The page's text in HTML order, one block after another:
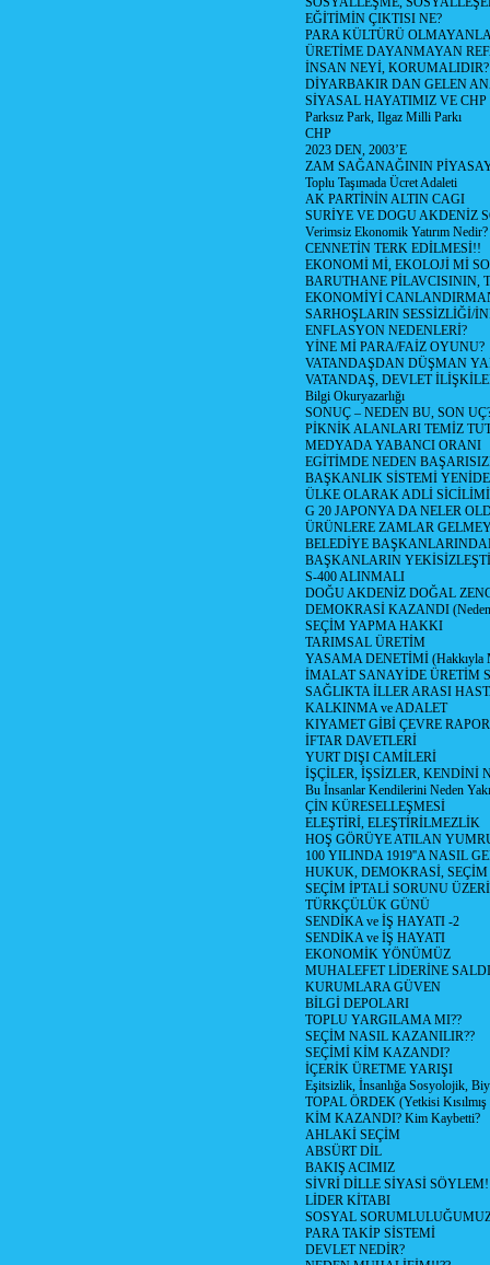
EĞİTİMİN ÇIKTISI NE?
PARA KÜLTÜRÜ
ÜRETİME DAYANMAYAN
İNSAN NEYİ, KORUMALIDIR?
DİYARBAKIR DAN GELEN
SİYASAL HAYATIMIZ VE CHP
Parksız Park, Ilgaz Milli Parkı
CHP
2023 DEN, 2003’E
ZAM SAĞANAĞININ
Toplu Taşımada Ücret Adaleti
AK PARTİNİN ALTIN CAGI
SURİYE VE DOGU AKDENİZ
Verimsiz Ekonomik Yatırım Nedir?
CENNETİN TERK EDİLMESİ!!
EKONOMİ Mİ, EKOLOJİ Mİ
BARUTHANE PİLAVCISININ,
EKONOMİYİ
SARHOŞLARIN SESSİZLİĞİ/
ENFLASYON NEDENLERİ?
YİNE Mİ PARA/FAİZ OYUNU?
VATANDAŞDAN DÜŞMAN
VATANDAŞ, DEVLET
Bilgi Okuryazarlığı
SONUÇ – NEDEN BU, SON
PİKNİK ALANLARI TEMİZ
MEDYADA YABANCI ORANI
EGİTİMDE NEDEN
BAŞKANLIK SİSTEMİ
ÜLKE OLARAK ADLİ
G 20 JAPONYA DA NELER
ÜRÜNLERE ZAMLAR
BELEDİYE
BAŞKANLARIN
S-400 ALINMALI
DOĞU AKDENİZ DOĞAL
DEMOKRASİ KAZANDI (Neden
SEÇİM YAPMA HAKKI
TARIMSAL ÜRETİM
YASAMA DENETİMİ (Hakkıyla
İMALAT SANAYİDE ÜRETİM
SAĞLIKTA İLLER ARASI
KALKINMA ve ADALET
KIYAMET GİBİ ÇEVRE
İFTAR DAVETLERİ
YURT DIŞI CAMİLERİ
İŞÇİLER, İŞSİZLER, KENDİNİ
Bu İnsanlar Kendilerini Neden
ÇİN KÜRESELLEŞMESİ
ELEŞTİRİ, ELEŞTİRİLMEZLİK
HOŞ GÖRÜYE ATILAN
100 YILINDA 1919''A NASIL
HUKUK, DEMOKRASİ, SEÇİM
SEÇİM İPTALİ SORUNU
TÜRKÇÜLÜK GÜNÜ
SENDİKA ve İŞ HAYATI -2
SENDİKA ve İŞ HAYATI
EKONOMİK YÖNÜMÜZ
MUHALEFET LİDERİNE
KURUMLARA GÜVEN
BİLGİ DEPOLARI
TOPLU YARGILAMA MI??
SEÇİM NASIL KAZANILIR??
SEÇİMİ KİM KAZANDI?
İÇERİK ÜRETME YARIŞI
Eşitsizlik, İnsanlığa Sosyolojik,
TOPAL ÖRDEK (Yetkisi
KİM KAZANDI? Kim Kaybetti?
AHLAKİ SEÇİM
ABSÜRT DİL
BAKIŞ ACIMIZ
SİVRİ DİLLE SİYASİ
LİDER KİTABI
SOSYAL
PARA TAKİP SİSTEMİ
DEVLET NEDİR?